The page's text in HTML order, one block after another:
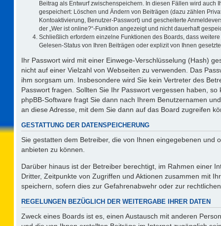
Beitrag als Entwurf zwischenspeichern. In diesen Fällen wird
gespeichert: Löschen und Ändern von Beiträgen (dazu zählen
Kontoaktivierung, Benutzer-Passwort) und gescheiterte
der „Wer ist online?“-Funktion angezeigt und nicht dauerhaft
Schließlich erfordern einzelne Funktionen des Boards, dass
Gelesen-Status von Ihren Beiträgen oder explizit von Ihnen
Ihr Passwort wird mit einer Einwege-Verschlüsselung (Hash)
nicht auf einer Vielzahl von Webseiten zu verwenden. Das
ihm sorgsam um. Insbesondere wird Sie kein Vertreter des
Passwort fragen. Sollten Sie Ihr Passwort vergessen haben,
phpBB-Software fragt Sie dann nach Ihrem Benutzernamen
an diese Adresse, mit dem Sie dann auf das Board zugreifen
GESTATTUNG DER DATENSPEICHERUNG
Sie gestatten dem Betreiber, die von Ihnen eingegebenen
anbieten zu können.
Darüber hinaus ist der Betreiber berechtigt, im Rahmen einer
Dritter, Zeitpunkte von Zugriffen und Aktionen zusammen mit
speichern, sofern dies zur Gefahrenabwehr oder zur
REGELUNGEN BEZÜGLICH DER WEITERGABE IHRER DATEN
Zweck eines Boards ist es, einen Austausch mit anderen